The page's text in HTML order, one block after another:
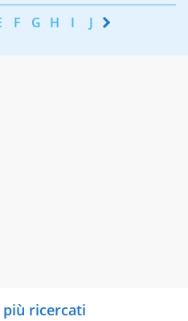
F G H I J K
ricercati